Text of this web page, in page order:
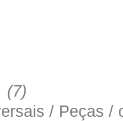
(7)
/ Peças